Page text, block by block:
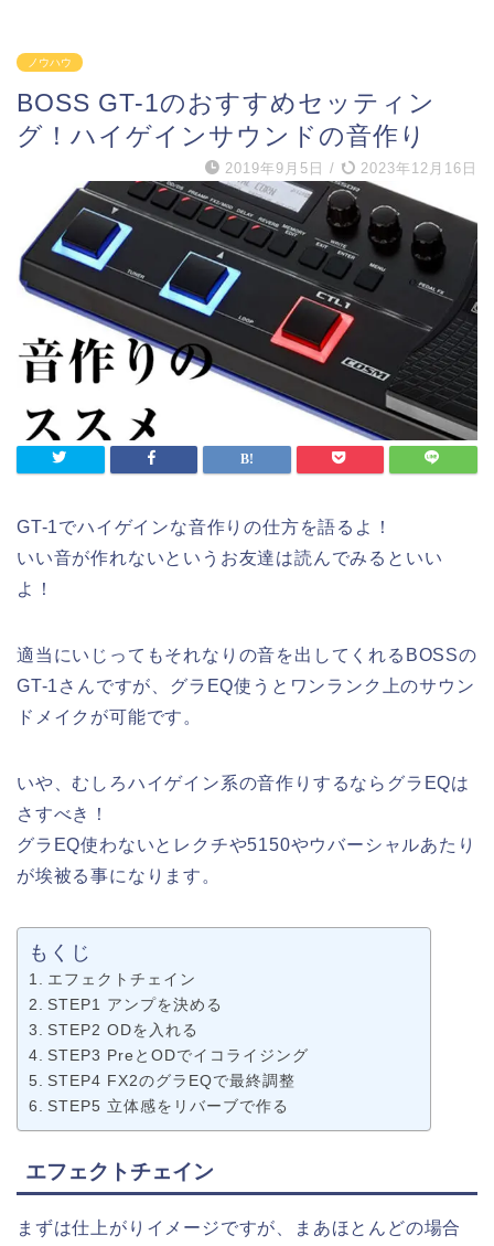
ノウハウ
BOSS GT-1のおすすめセッティン
グ！ハイゲインサウンドの音作り
2019年9月5日 / 2023年12月16日
GT-1でハイゲインな音作りの仕方を語るよ！
いい音が作れないというお友達は読んでみるといい
よ！
適当にいじってもそれなりの音を出してくれるBOSSの
GT-1さんですが、グラEQ使うとワンランク上のサウン
ドメイクが可能です。
いや、むしろハイゲイン系の音作りするならグラEQは
さすべき！
グラEQ使わないとレクチや5150やウバーシャルあたり
が埃被る事になります。
もくじ
エフェクトチェイン
STEP1 アンプを決める
STEP2 ODを入れる
STEP3 PreとODでイコライジング
STEP4 FX2のグラEQで最終調整
STEP5 立体感をリバーブで作る
エフェクトチェイン
まずは仕上がりイメージですが、まあほとんどの場合